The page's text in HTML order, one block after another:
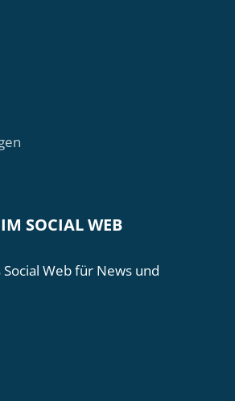
SOCIAL WEB
Social Web für News und